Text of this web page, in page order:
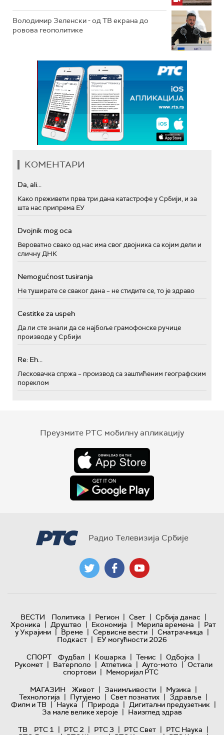
Володимир Зеленски - од ТВ екрана до
ровова геополитике
КОМЕНТАРИ
Da, ali...
Како преживети прва три дана катастрофе у Србији, и за
шта нас припрема ЕУ
Dvojnik mog oca
Вероватно свако од нас има свог двојника са којим дели и
сличну ДНК
Nemogućnost tusiranja
Не туширате се сваког дана – не стидите се, то је здраво
Cestitke za uspeh
Да ли сте знали да се најбоље грамофонске ручице
производе у Србији
Re: Eh...
Лесковачка спржа – производ са заштићеним географским
пореклом
Преузмите РТС мобилну апликацију
Радио Телевизија Србије
ВЕСТИ Политика | Регион | Свет | Србија данас |
Хроника | Друштво | Економија | Мерила времена | Рат
у Украјини | Време | Сервисне вести | Сматрачница |
Подкаст | ЕУ могућности 2026
СПОРТ
Фудбал | Кошарка | Тенис | Одбојка |
Рукомет | Ватерполо | Атлетика | Ауто-мото | Остали
спортови | Меморијал РТС
МАГАЗИН
Живот | Занимљивости | Музика |
Технологијa | Путујемо | Свет познатих | Здравље |
Филм и ТВ | Наука | Природа | Дигитални предузетник |
За мале велике хероје | Наизглед здрав
ТВ
РТС 1 | РТС 2 | РТС 3 | РТС Свет | РТС Наука |